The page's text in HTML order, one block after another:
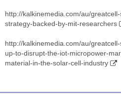
http://kalkinemedia.com/au/
strategy-backed-by-mit-researchers
http://kalkinemedia.com/au/
up-to-disrupt-the-iot-micropower-
material-in-the-solar-cell-industry